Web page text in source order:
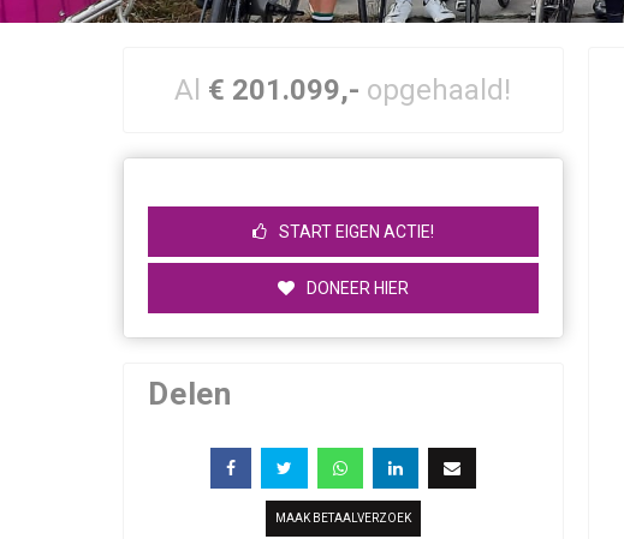
Al € 201.099,- opgehaald!
START EIGEN ACTIE!
DONEER HIER
Delen
MAAK BETAALVERZOEK